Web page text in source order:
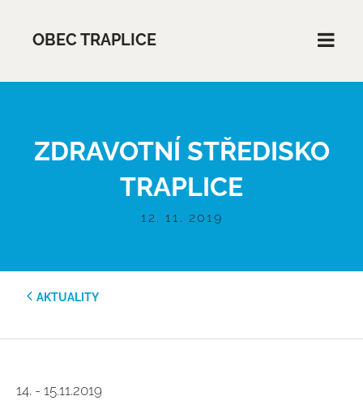
OBEC TRAPLICE
ZDRAVOTNÍ STŘEDISKO
TRAPLICE
12. 11. 2019
AKTUALITY
14. - 15.11.2019